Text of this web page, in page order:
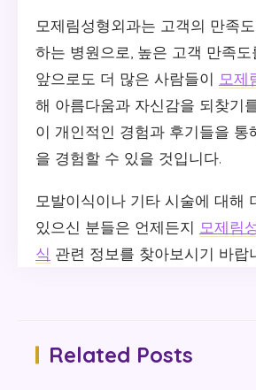
모제림성형외과는 고객의 만족
하는 병원으로, 높은 고객 만족도
앞으로도 더 많은 사람들이 모제
해 아름다움과 자신감을 되찾기
이 개인적인 경험과 후기들을 통
을 경험할 수 있을 것입니다.
모발이식이나 기타 시술에 대해
있으신 분들은 언제든지 모제림
식 관련 정보를 찾아보시기 바랍
Related Posts